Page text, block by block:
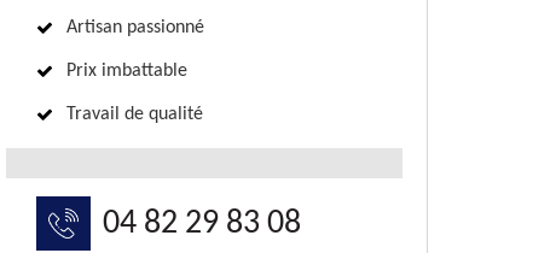
Artisan passionné
Prix imbattable
Travail de qualité
04 82 29 83 08